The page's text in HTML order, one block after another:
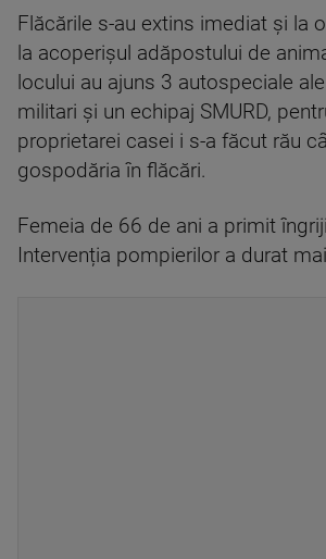
Flăcările s-au extins imediat și la
la acoperișul adăpostului de
locului au ajuns 3 autospeciale
militari și un echipaj SMURD,
proprietarei casei i s-a făcut rău
gospodăria în flăcări.
Femeia de 66 de ani a primit
Intervenția pompierilor a durat